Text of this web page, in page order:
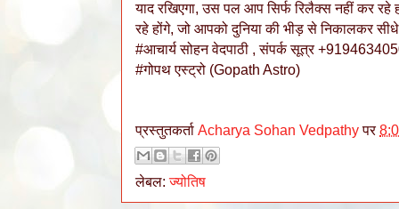
याद रखिएगा, उस पल आप सिर्फ रिलैक्स नहीं कर
रहे होंगे, जो आपको दुनिया की भीड़ से निकालकर
#आचार्य सोहन वेदपाठी , संपर्क सूत्र
#गोपथ एस्ट्रो (Gopath Astro)
प्रस्तुतकर्ता Acharya Sohan Vedpathy पर
लेबल:ज्योतिष